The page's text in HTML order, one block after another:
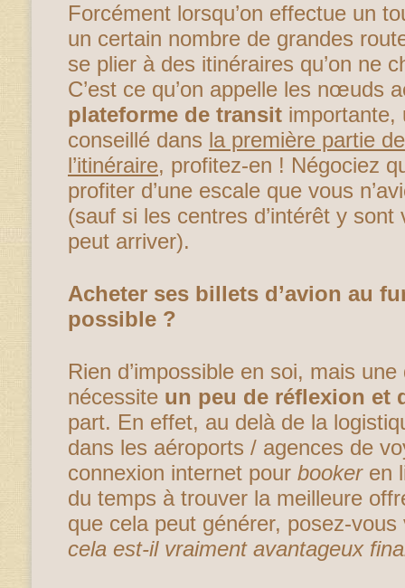
Forcément lorsqu’on effectue un
un certain nombre de grandes
se plier à des itinéraires qu’on ne
C’est ce qu’on appelle les nœuds
plateforme de transit
conseillé dans la première partie
l’itinéraire, profitez-en ! Négociez
profiter d’une escale que vous
(sauf si les centres d’intérêt y
peut arriver).
Acheter ses billets d’avion au
possible ?
Rien d’impossible en soi, mais
nécessite un peu de réflexion et
part. En effet, au delà de la
dans les aéroports / agences de
connexion internet pour bookeren
du temps à trouver la meilleure
que cela peut générer, posez-
cela est-il vraiment avantageux